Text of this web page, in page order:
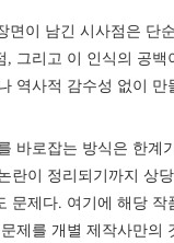
면이 남긴 시사점은
, 그리고 이 인식의 공
역사적 감수성 없이
바로잡는 방식은 한계
란이 정리되기까지 상
문제다. 여기에 해당
제를 개별 제작사만